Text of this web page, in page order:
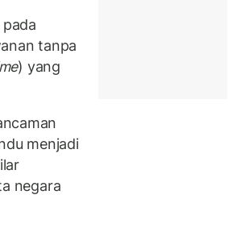
tanpa
) yang
menjadi
negara